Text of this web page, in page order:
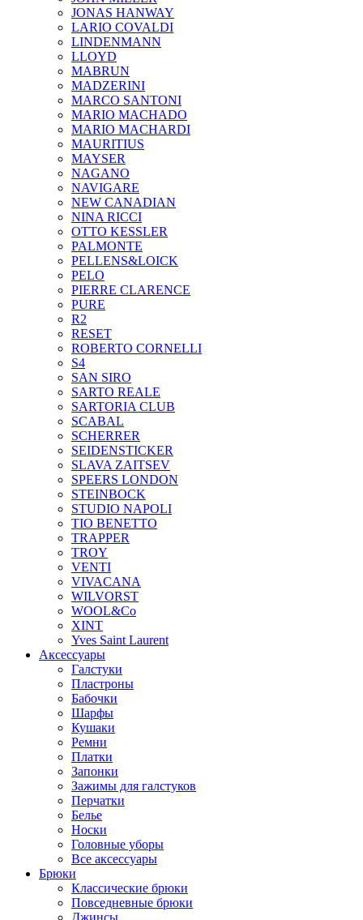
JONAS HANWAY
LARIO COVALDI
LINDENMANN
LLOYD
MABRUN
MADZERINI
MARCO SANTONI
MARIO MACHADO
MARIO MACHARDI
MAURITIUS
MAYSER
NAGANO
NAVIGARE
NEW CANADIAN
NINA RICCI
OTTO KESSLER
PALMONTE
PELLENS&LOICK
PELO
PIERRE CLARENCE
PURE
R2
RESET
ROBERTO CORNELLI
S4
SAN SIRO
SARTO REALE
SARTORIA CLUB
SCABAL
SCHERRER
SEIDENSTICKER
SLAVA ZAITSEV
SPEERS LONDON
STEINBOCK
STUDIO NAPOLI
TIO BENETTO
TRAPPER
TROY
VENTI
VIVACANA
WILVORST
WOOL&Co
XINT
Yves Saint Laurent
Аксессуары
Галстуки
Пластроны
Бабочки
Шарфы
Кушаки
Ремни
Платки
Запонки
Зажимы для галстуков
Перчатки
Белье
Носки
Головные уборы
Все аксессуары
Брюки
Классические брюки
Повседневные брюки
Джинсы